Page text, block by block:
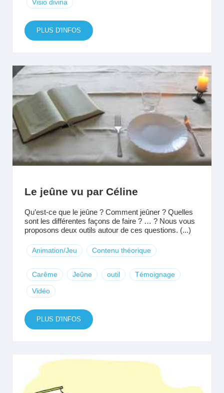
Visio divina
PLUS D'INFOS
Le jeûne vu par Céline
Qu’est-ce que le jeûne ? Comment jeûner ? Quelles
sont les différentes façons de faire ? … ? Nous vous
proposons deux outils autour de ces questions. (...)
Animation/Jeu Contenu théorique
Carême Jeûne outil Témoignage
Vidéo
PLUS D'INFOS